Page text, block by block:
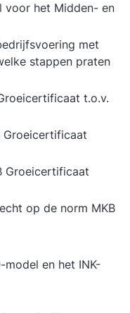
voor het Midden- en
met
stappen praten
t.o.v.
Groeicertificaat
Groeicertificaat
op de norm MKB
model en het INK-